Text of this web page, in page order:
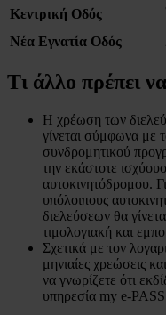
Κεντρική Οδός
Νέα Εγνατία Οδός
Τι άλλο πρέπει
Η χρέωση των
γίνεται σύμφωνα με
συνδρομητικού
την εκάστοτε
αυτοκινητόδρομου.
υπόλοιπους
διελεύσεων θα
τιμολογιακή και
Σχετικά με τον
μηνιαίες χρεώσεις
να γνωρίζετε ότι
υπηρεσία my e-